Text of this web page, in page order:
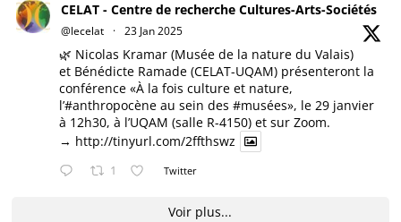
CELAT - Centre de recherche Cultures-Arts-Sociétés
@lecelat · 23 Jan 2025
🌿 Nicolas Kramar (Musée de la nature du Valais)
et Bénédicte Ramade (CELAT-UQAM) présenteront la
conférence «À la fois culture et nature,
l’#anthropocène au sein des#musées», le 29 janvier
à 12h30, à l’UQAM (salle R-4150) et sur Zoom.
→ http://tinyurl.com/2ffthswz
1 Twitter
Voir plus...